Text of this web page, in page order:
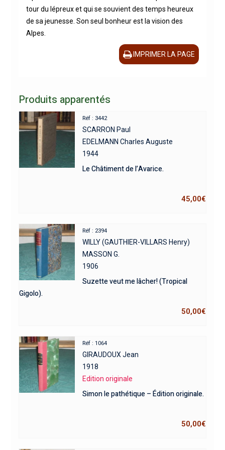
tour du lépreux et qui se souvient des temps heureux
de sa jeunesse. Son seul bonheur est la vision des
Alpes.
IMPRIMER LA PAGE
Produits apparentés
Réf : 3442
SCARRON Paul
EDELMANN Charles Auguste
1944
Le Châtiment de l’Avarice.
45,00€
Réf : 2394
WILLY (GAUTHIER-VILLARS Henry)
MASSON G.
1906
Suzette veut me lâcher! (Tropical
Gigolo).
50,00€
Réf : 1064
GIRAUDOUX Jean
1918
Edition originale
Simon le pathétique – Édition originale.
50,00€